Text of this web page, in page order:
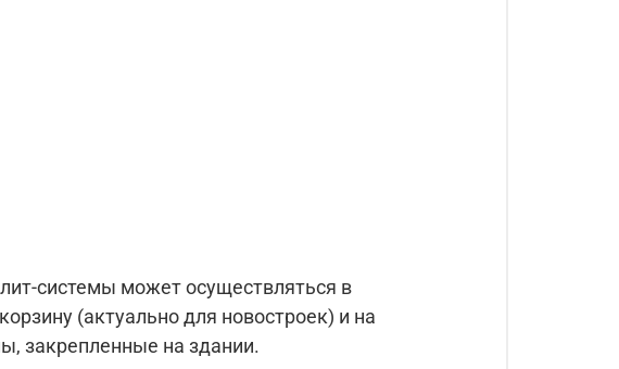
системы может осуществляться в
(актуально для новостроек) и на
закрепленные на здании.